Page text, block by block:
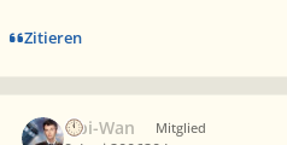
Zitieren
Obi-Wan Mitglied